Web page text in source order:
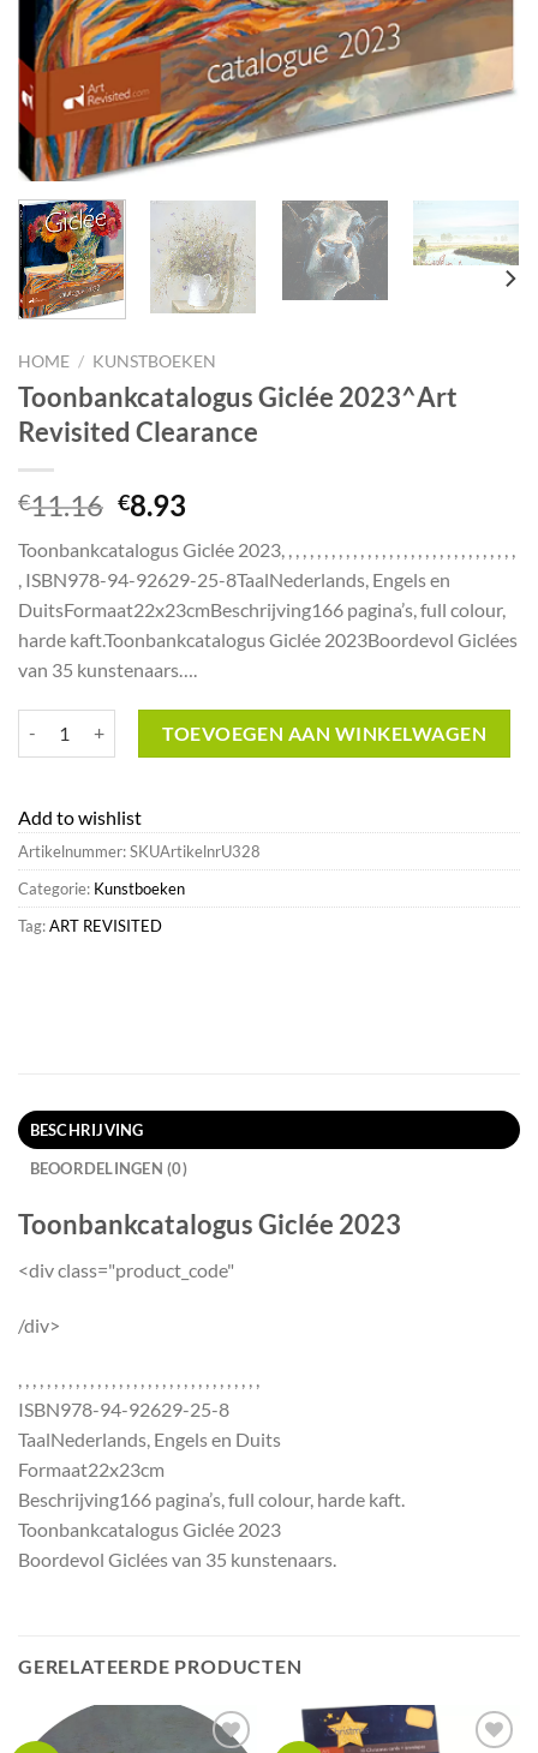
HOME / KUNSTBOEKEN
Toonbankcatalogus Giclée 2023^Art
Revisited Clearance
€11.16 Oorspronkelijke
was:
€11.16.
€8.93
is:
€8.93.
Toonbankcatalogus Giclée 2023, , , , , , , , , , , , , , , , , , , , , , , , , , , , , , , , ,
, ISBN978-94-92629-25-8TaalNederlands, Engels en
DuitsFormaat22x23cmBeschrijving166 pagina’s, full colour,
harde kaft.Toonbankcatalogus Giclée 2023Boordevol Giclées
van 35 kunstenaars….
TOEVOEGEN AAN WINKELWAGEN
Add to wishlist
Artikelnummer:SKUArtikelnrU328
Categorie: Kunstboeken
Tag:ART REVISITED
BESCHRIJVING
BEOORDELINGEN (0)
Toonbankcatalogus Giclée 2023
<div class="product_code"
/div>
, , , , , , , , , , , , , , , , , , , , , , , , , , , , , , , , , ,
ISBN978-94-92629-25-8
TaalNederlands, Engels en Duits
Formaat22x23cm
Beschrijving166 pagina’s, full colour, harde kaft.
Toonbankcatalogus Giclée 2023
Boordevol Giclées van 35 kunstenaars.
GERELATEERDE PRODUCTEN